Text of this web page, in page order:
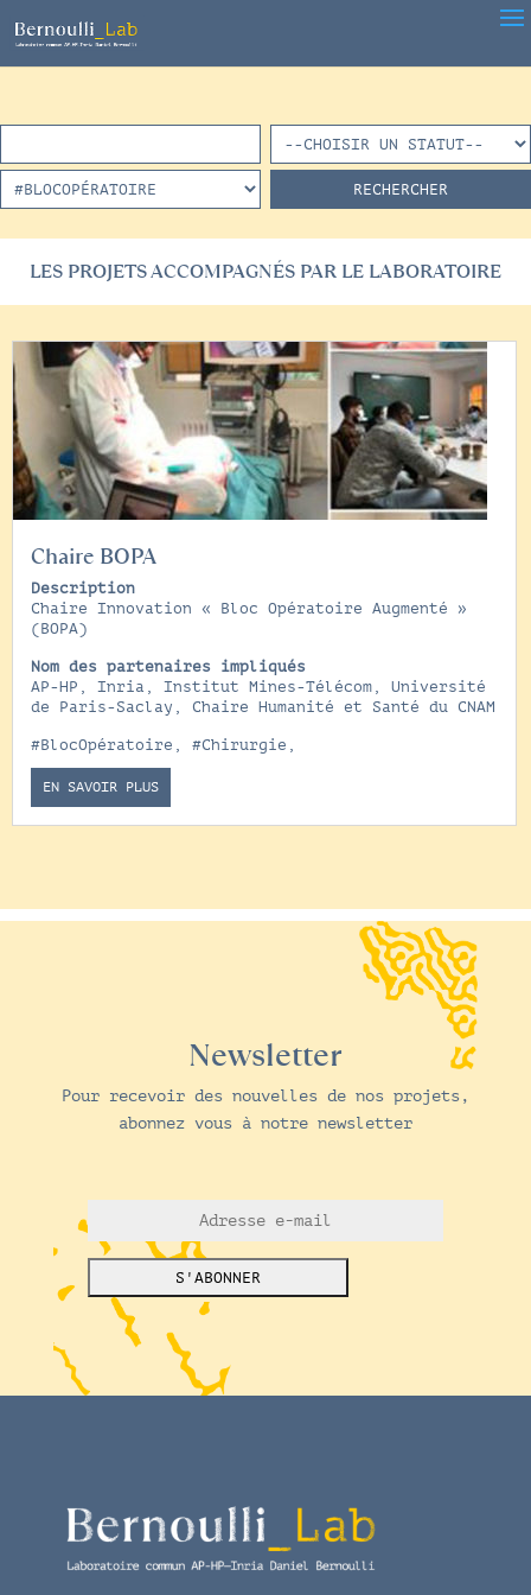
LES PROJETS ACCOMPAGNÉS PAR LE LABORATOIRE
Chaire BOPA
Description
Chaire Innovation « Bloc Opératoire Augmenté »
(BOPA)
Nom des partenaires impliqués
AP-HP, Inria, Institut Mines-Télécom, Université
de Paris-Saclay, Chaire Humanité et Santé du CNAM
#BlocOpératoire , #Chirurgie ,
EN SAVOIR PLUS
Newsletter
Pour recevoir des nouvelles de nos projets,
abonnez vous à notre newsletter